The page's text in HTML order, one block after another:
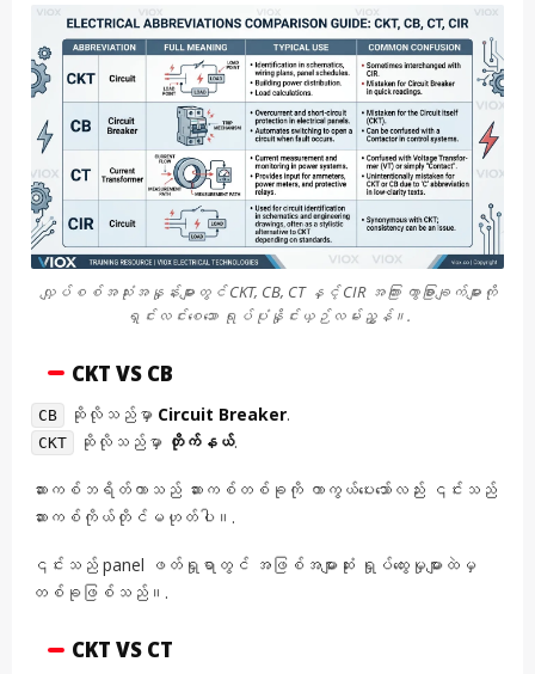
လျှပ်စစ်အသုံးအနှုန်းများတွင် CKT, CB, CT နှင့် CIR အကြား ကွာခြားချက်များကို
ရှင်းလင်းစေသော ရုပ်ပုံနှိုင်းယှဉ်လမ်းညွှန်။.
CKT VS CB
CB ဆိုလိုသည်မှာ Circuit Breaker.
CKT ဆိုလိုသည်မှာ တိုက်နယ်.
ဆားကစ်ဘရိတ်ကာသည် ဆားကစ်တစ်ခုကို ကာကွယ်ပေးသော်လည်း ၎င်းသည်
ဆားကစ်ကိုယ်တိုင်မဟုတ်ပါ။.
၎င်းသည် panel ဖတ်ရှုရာတွင် အဖြစ်အများဆုံး ရှုပ်ထွေးမှုများထဲမှ
တစ်ခုဖြစ်သည်။.
CKT VS CT